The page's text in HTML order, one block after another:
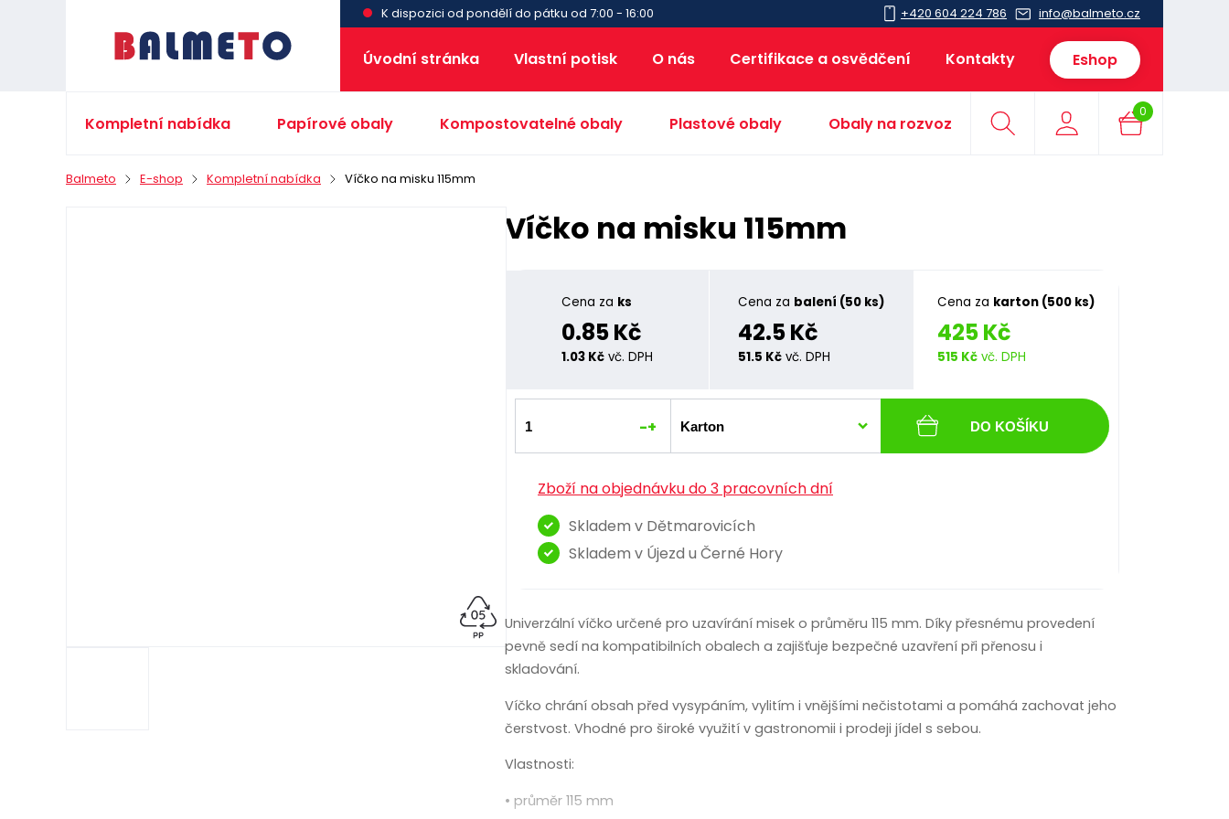
K dispozici od pondělí do pátku od 7:00 - 16:00 +420 604 224 786 info@balmeto.cz
Úvodní stránka Vlastní potisk O nás Certifikace a osvědčení Kontakty Eshop
Kompletní nabídka Papírové obaly Kompostovatelné obaly Plastové obaly Obaly na rozvoz
0
Balmeto E-shop Kompletní nabídka Víčko na misku 115mm
Víčko na misku 115mm
Cena za ks
0.85 Kč
1.03 Kč vč. DPH
Cena za balení (50 ks)
42.5 Kč
51.5 Kč vč. DPH
Cena za karton (500 ks)
425 Kč
515 Kčvč. DPH
-+ DO KOŠÍKU
Zboží na objednávku do 3 pracovních dní
Skladem v Dětmarovicích
Skladem v Újezd u Černé Hory
Univerzální víčko určené pro uzavírání misek o průměru 115 mm. Díky přesnému provedení
pevně sedí na kompatibilních obalech a zajišťuje bezpečné uzavření při přenosu i
skladování.
Víčko chrání obsah před vysypáním, vylitím i vnějšími nečistotami a pomáhá zachovat jeho
čerstvost. Vhodné pro široké využití v gastronomii i prodeji jídel s sebou.
Vlastnosti:
• průměr 115 mm